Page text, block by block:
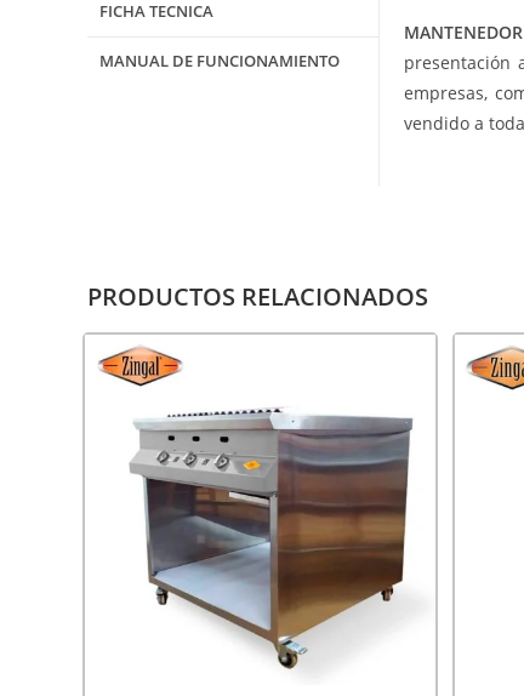
FICHA TECNICA
MANUAL DE FUNCIONAMIENTO
presentación
empresas,
vendido a
PRODUCTOS RELACIONADOS